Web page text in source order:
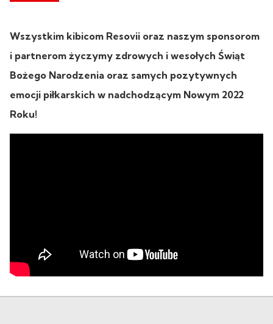
Wszystkim kibicom Resovii oraz naszym sponsorom
i partnerom życzymy zdrowych i wesołych Świąt
Bożego Narodzenia oraz samych pozytywnych
emocji piłkarskich w nadchodzącym Nowym 2022
Roku!